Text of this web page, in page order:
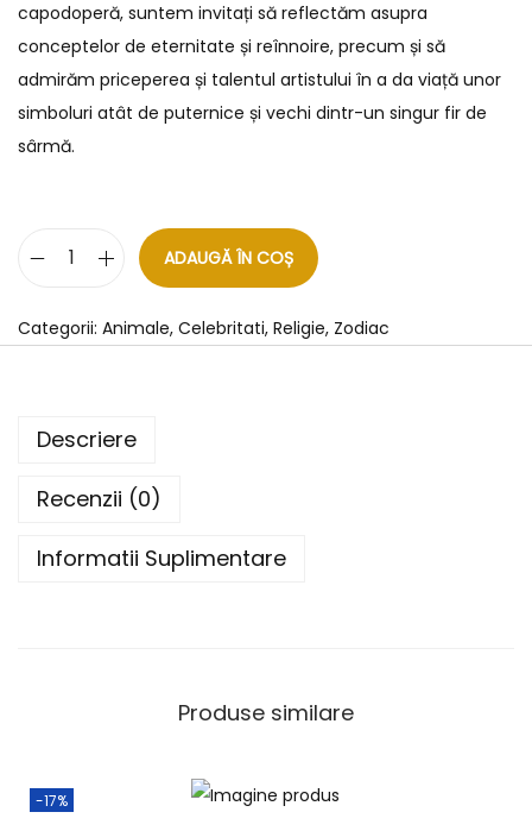
capodoperă, suntem invitați să reflectăm asupra
conceptelor de eternitate și reînnoire, precum și să
admirăm priceperea și talentul artistului în a da viață unor
simboluri atât de puternice și vechi dintr-un singur fir de
sârmă.
ADAUGĂ ÎN COȘ
Categorii: Animale, Celebritati, Religie, Zodiac
Descriere
Recenzii (0)
Informatii Suplimentare
Produse similare
-17%